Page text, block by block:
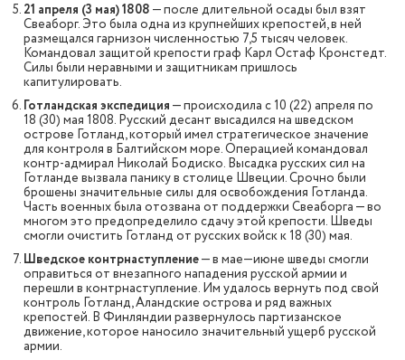
21 апреля (3 мая) 1808 — после длительной осады был взят
Свеаборг. Это была одна из крупнейших крепостей, в ней
размещался гарнизон численностью 7,5 тысяч человек.
Командовал защитой крепости граф Карл Остаф Кронстедт.
Силы были неравными и защитникам пришлось
капитулировать.
Готландская экспедиция — происходила с 10 (22) апреля по
18 (30) мая 1808. Русский десант высадился на шведском
острове Готланд, который имел стратегическое значение
для контроля в Балтийском море. Операцией командовал
контр-адмирал Николай Бодиско. Высадка русских сил на
Готланде вызвала панику в столице Швеции. Срочно были
брошены значительные силы для освобождения Готланда.
Часть военных была отозвана от поддержки Свеаборга — во
многом это предопределило сдачу этой крепости. Шведы
смогли очистить Готланд от русских войск к 18 (30) мая.
Шведское контрнаступление— в мае—июне шведы смогли
оправиться от внезапного нападения русской армии и
перешли в контрнаступление. Им удалось вернуть под свой
контроль Готланд, Аландские острова и ряд важных
крепостей. В Финляндии развернулось партизанское
движение, которое наносило значительный ущерб русской
армии.